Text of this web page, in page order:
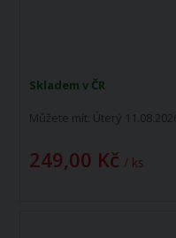
Skladem v ČR
Můžete mít: Úterý 11.08.2026
249,00 Kč / ks